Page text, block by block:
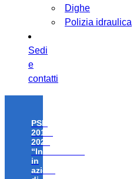
Dighe
Polizia idraulica
Sedi
e
contatti
PSR
2014-
2020
“Investimenti
in
azioni